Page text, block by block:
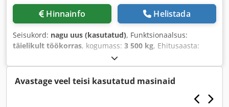
Hinnainfo Helistada
Seisukord: nagu uus (kasutatud), Funktsionaalsus:
täielikult töökorras, kogumass: 3 500 kg, Ehitusaasta:
Avastage veel teisi kasutatud masinaid